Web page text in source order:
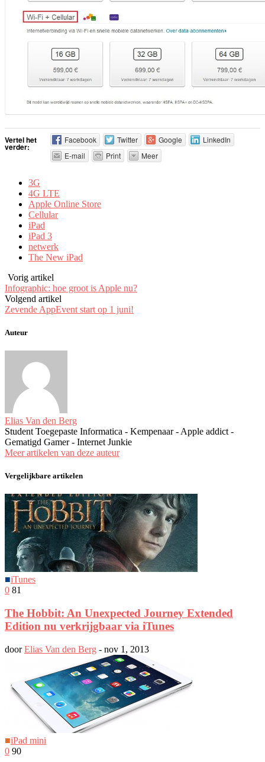
Vertel het
verder:
Facebook Twitter Google
LinkedIn
E-mail
Print Meer
3G
4G LTE
Apple Online Store
Cellular
iPad
iPad 3
netwerk
The New iPad
Vorig artikel
Infographic: hoe groot is Apple nu?
Volgend artikel
Zevende AppEvent start op 1 juni!
Auteur
Elias Van den Berg
Student Toegepaste Informatica - Kempenaar - Apple addict -
Gematigd Gamer - Internet Junkie
Meer artikelen van deze auteur
Vergelijkbare artikelen
■iTunes
0 81
The Hobbit: An Unexpected Journey Extended
Edition nu verkrijgbaar via iTunes
doorElias Van den Berg - nov 1, 2013
■iPad mini
0 90